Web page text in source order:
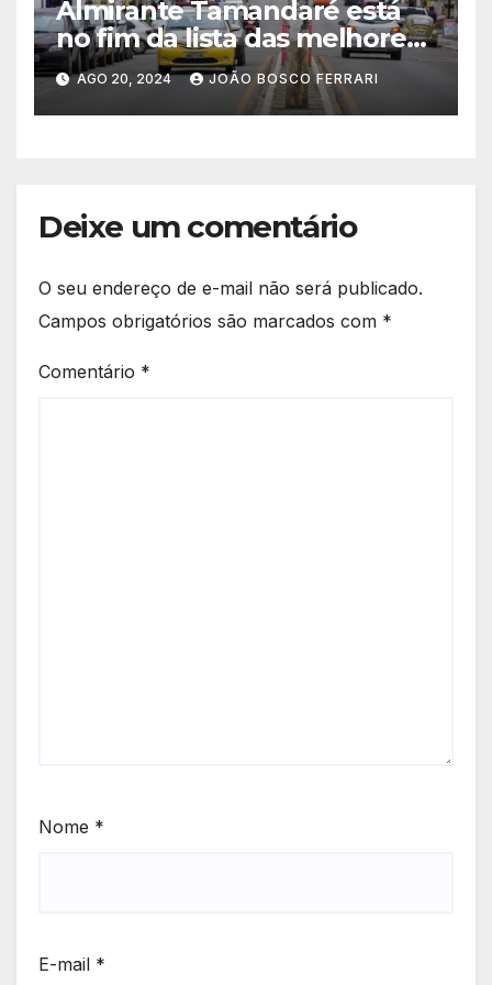
Almirante Tamandaré está
no fim da lista das melhores
cidades
AGO 20, 2024 JOÃO BOSCO FERRARI
Deixe um comentário
O seu endereço de e-mail não será publicado.
Campos obrigatórios são marcados com *
Comentário *
Nome *
E-mail *